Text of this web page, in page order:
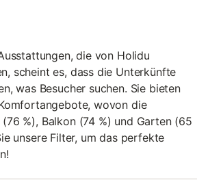
die von Holidu
scheint es, dass die Unterkünfte
was Besucher suchen. Sie bieten
wovon die
%), Balkon (74 %) und Garten (65
unsere Filter, um das perfekte